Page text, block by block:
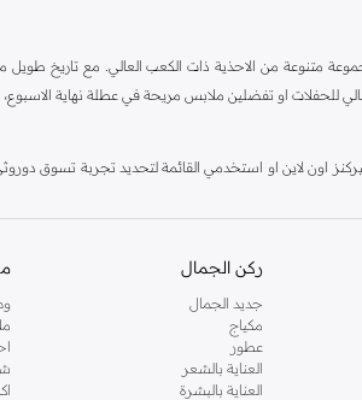
متنوعة من الاحذية ذات الكعب العالي. مع تاريخ طويل
للحفلات او تفضلين ملابس مريحة في عطلة نهاية
لاين او استخدمي القائمة لتحديد تجربة تسوق
ركن الجمال
جديد الجمال
مكياج
عطور
العناية بالشعر
العناية بالبشرة